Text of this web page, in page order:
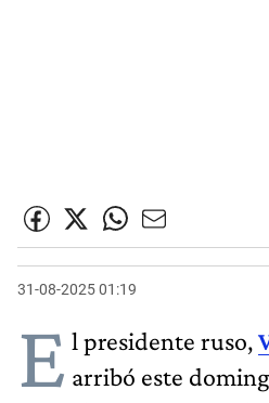
31-08-2025 01:19
E l presidente ruso,
arribó este